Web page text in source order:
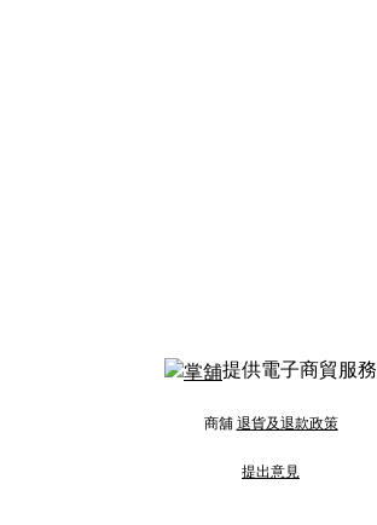
提供電子商貿服務
商舖 退貨及退款政策
提出意見